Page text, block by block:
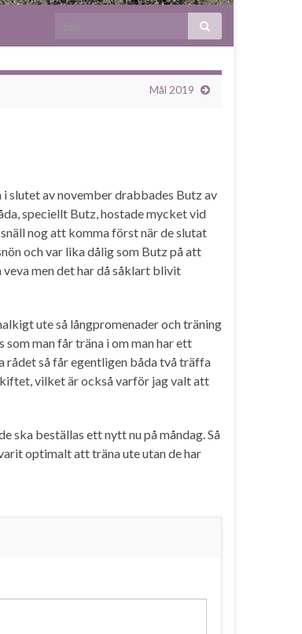
Mål 2019
slutet av november drabbades Butz av
speciellt Butz, hostade mycket vid
nog att komma först när de slutat
och var lika dålig som Butz på att
men det har då såklart blivit
ute så långpromenader och träning
man får träna i om man har ett
rådet så får egentligen båda två träffa
vilket är också varför jag valt att
ska beställas ett nytt nu på måndag. Så
optimalt att träna ute utan de har